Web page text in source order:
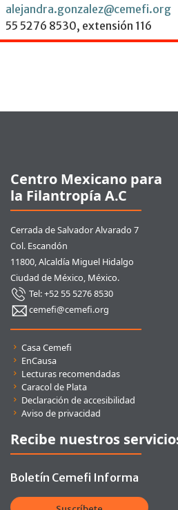
alejandra.gonzalez@cemefi.org
55 5276 8530, extensión 116
Centro Mexicano para
la Filantropía A.C
Cerrada de Salvador Alvarado 7
Col. Escandón
11800, Alcaldía Miguel Hidalgo
Ciudad de México, México.
Tel: +52 55 5276 8530
cemefi@cemefi.org
Enlaces rápidos
Casa Cemefi
EnCausa
Lecturas recomendadas
Caracol de Plata
Declaración de accesibilidad
Aviso de privacidad
Recibe nuestros
Boletín Cemefi Informa